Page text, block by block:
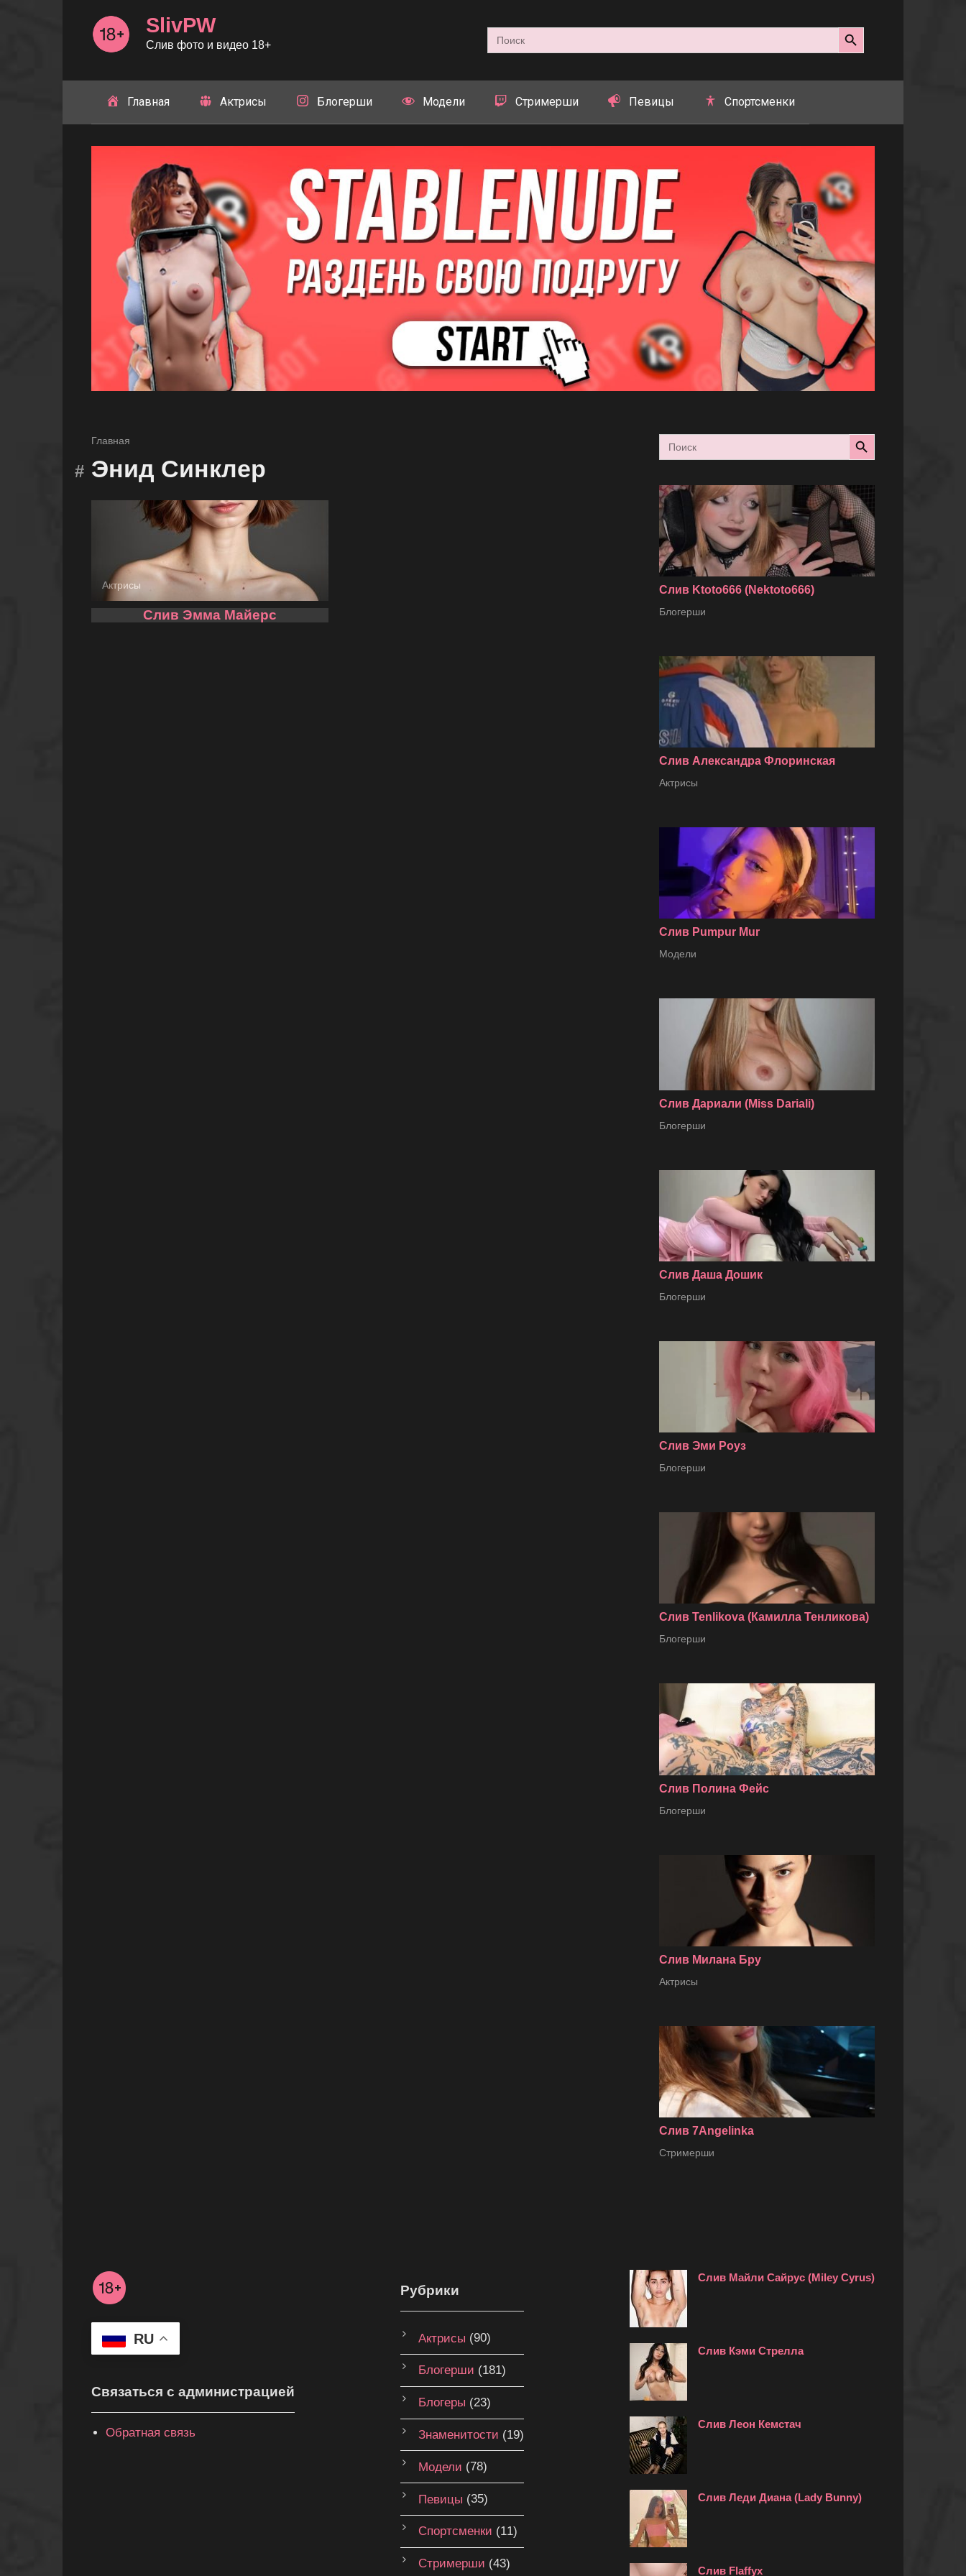
SlivPW
Слив фото и видео 18+
Search
for:
Search Button
Главная Актрисы Блогерши Модели Стримерши Певицы Спортсменки
Главная
Энид Синклер
Актрисы
Слив Эмма Майерс
Search
for:
Search Button
Слив Ktoto666 (Nektoto666)
Блогерши
Слив Александра Флоринская
Актрисы
Слив Pumpur Mur
Модели
Слив Дариали (Miss Dariali)
Блогерши
Слив Даша Дошик
Блогерши
Слив Эми Роуз
Блогерши
Слив Tenlikova (Камилла Тенликова)
Блогерши
Слив Полина Фейс
Блогерши
Слив Милана Бру
Актрисы
Слив 7Angelinka
Стримерши
RU
Связаться с администрацией
Обратная связь
Рубрики
Актрисы (90)
Блогерши (181)
Блогеры (23)
Знаменитости (19)
Модели (78)
Певицы (35)
Спортсменки (11)
Стримерши (43)
Слив Майли Сайрус (Miley Cyrus)
Слив Кэми Стрелла
Слив Леон Кемстач
Слив Леди Диана (Lady Bunny)
Слив Flaffyx